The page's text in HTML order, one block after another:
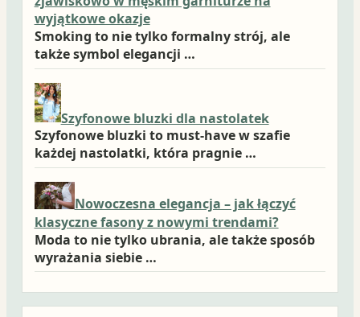
wyjątkowe okazje
Smoking to nie tylko formalny strój, ale
także symbol elegancji …
Szyfonowe bluzki dla nastolatek
Szyfonowe bluzki to must-have w szafie
każdej nastolatki, która pragnie …
Nowoczesna elegancja – jak łączyć
klasyczne fasony z nowymi trendami?
Moda to nie tylko ubrania, ale także sposób
wyrażania siebie …